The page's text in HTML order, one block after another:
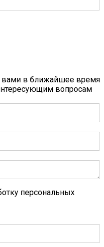
вами в ближайшее время
вопросам
персональных